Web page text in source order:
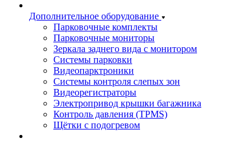
Дополнительное оборудование
Парковочные комплекты
Парковочные мониторы
Зеркала заднего вида с монитором
Системы парковки
Видеопарктроники
Системы контроля слепых зон
Видеорегистраторы
Электропривод крышки багажника
Контроль давления (TPMS)
Щётки с подогревом